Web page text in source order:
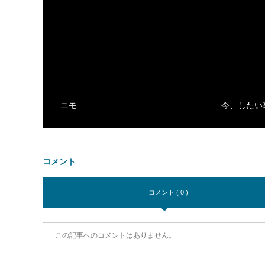
ニモ 今、したい
コメント
コメント ( 0 )
この記事へのコメントはありません。